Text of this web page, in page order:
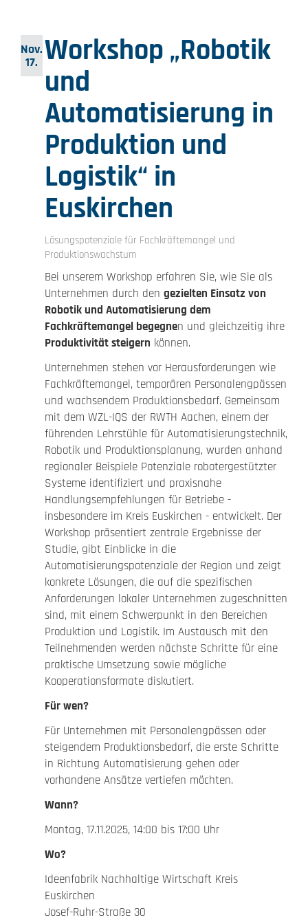
Nov.
17. Workshop „Robotik
und
Automatisierung in
Produktion und
Logistik“ in
Euskirchen
Lösungspotenziale für Fachkräftemangel und
Produktionswachstum
Bei unserem Workshop erfahren Sie, wie Sie als
Unternehmen durch den gezielten Einsatz von
Robotik und Automatisierung dem
Fachkräftemangel begegnen und gleichzeitig ihre
Produktivität steigern können.
Unternehmen stehen vor Herausforderungen wie
Fachkräftemangel, temporären Personalengpässen
und wachsendem Produktionsbedarf. Gemeinsam
mit dem WZL-IQS der RWTH Aachen, einem der
führenden Lehrstühle für Automatisierungstechnik,
Robotik und Produktionsplanung, wurden anhand
regionaler Beispiele Potenziale robotergestützter
Systeme identifiziert und praxisnahe
Handlungsempfehlungen für Betriebe -
insbesondere im Kreis Euskirchen - entwickelt. Der
Workshop präsentiert zentrale Ergebnisse der
Studie, gibt Einblicke in die
Automatisierungspotenziale der Region und zeigt
konkrete Lösungen, die auf die spezifischen
Anforderungen lokaler Unternehmen zugeschnitten
sind, mit einem Schwerpunkt in den Bereichen
Produktion und Logistik. Im Austausch mit den
Teilnehmenden werden nächste Schritte für eine
praktische Umsetzung sowie mögliche
Kooperationsformate diskutiert.
Für wen?
Für Unternehmen mit Personalengpässen oder
steigendem Produktionsbedarf, die erste Schritte
in Richtung Automatisierung gehen oder
vorhandene Ansätze vertiefen möchten.
Wann?
Montag, 17.11.2025, 14:00 bis 17:00 Uhr
Wo?
Ideenfabrik Nachhaltige Wirtschaft Kreis
Euskirchen
Josef-Ruhr-Straße 30